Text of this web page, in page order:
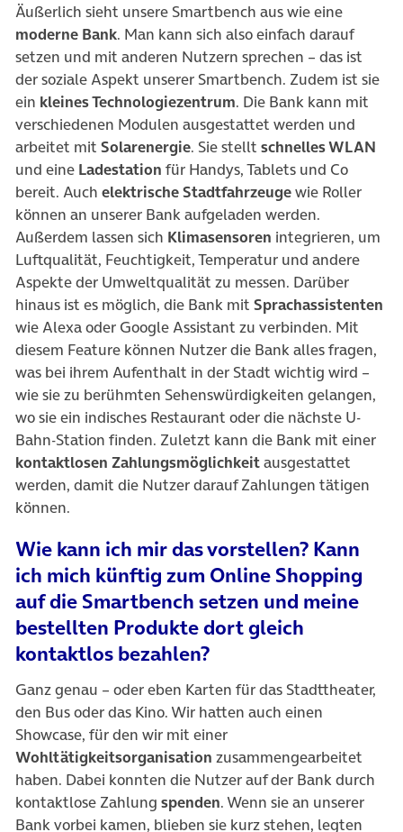
Äußerlich sieht unsere Smartbench aus wie eine
moderne Bank. Man kann sich also einfach darauf
setzen und mit anderen Nutzern sprechen – das ist
der soziale Aspekt unserer Smartbench. Zudem ist sie
ein kleines Technologiezentrum. Die Bank kann mit
verschiedenen Modulen ausgestattet werden und
arbeitet mit Solarenergie. Sie stellt schnelles WLAN
und eine Ladestation für Handys, Tablets und Co
bereit. Auch elektrische Stadtfahrzeugewie Roller
können an unserer Bank aufgeladen werden.
Außerdem lassen sich Klimasensoren integrieren, um
Luftqualität, Feuchtigkeit, Temperatur und andere
Aspekte der Umweltqualität zu messen. Darüber
hinaus ist es möglich, die Bank mit Sprachassistenten
wie Alexa oder Google Assistant zu verbinden. Mit
diesem Feature können Nutzer die Bank alles fragen,
was bei ihrem Aufenthalt in der Stadt wichtig wird –
wie sie zu berühmten Sehenswürdigkeiten gelangen,
wo sie ein indisches Restaurant oder die nächste U-
Bahn-Station finden. Zuletzt kann die Bank mit einer
kontaktlosen Zahlungsmöglichkeitausgestattet
werden, damit die Nutzer darauf Zahlungen tätigen
können.
Wie kann ich mir das vorstellen? Kann
ich mich künftig zum Online Shopping
auf die Smartbench setzen und meine
bestellten Produkte dort gleich
kontaktlos bezahlen?
Ganz genau – oder eben Karten für das Stadttheater,
den Bus oder das Kino. Wir hatten auch einen
Showcase, für den wir mit einer
Wohltätigkeitsorganisation zusammengearbeitet
haben. Dabei konnten die Nutzer auf der Bank durch
kontaktlose Zahlung spenden. Wenn sie an unserer
Bank vorbei kamen, blieben sie kurz stehen, legten